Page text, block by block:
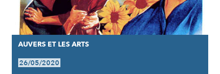
AUVERS ET LES ARTS
26/05/2020